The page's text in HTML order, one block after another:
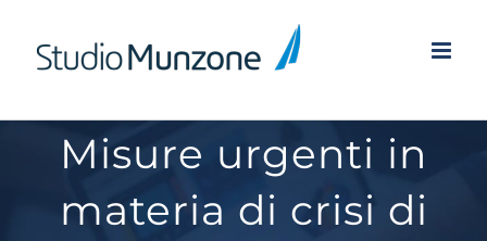
Misure urgenti in
materia di crisi di